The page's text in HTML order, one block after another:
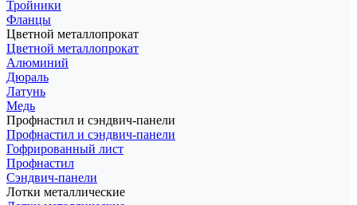
Тройники
Фланцы
Цветной металлопрокат
Цветной металлопрокат
Алюминий
Дюраль
Латунь
Медь
Профнастил и сэндвич-панели
Профнастил и сэндвич-панели
Гофрированный лист
Профнастил
Сэндвич-панели
Лотки металлические